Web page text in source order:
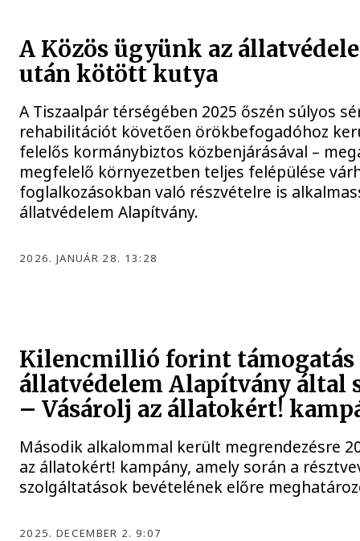
A Közös ügyünk az
után kötött kutya
A Tiszaalpár térségében 2025 őszén súlyos
rehabilitációt követően örökbefogadóhoz
felelős kormánybiztos közbenjárásával –
megfelelő környezetben teljes felépülése
foglalkozásokban való részvételre is
állatvédelem Alapítvány.
2026. JANUÁR 28. 13:28
Kilencmillió forint támogatás
állatvédelem Alapítvány által
– Vásárolj az állatokért!
Második alkalommal került megrendezésre
az állatokért! kampány, amely során a
szolgáltatások bevételének előre
2025. DECEMBER 2. 9:07